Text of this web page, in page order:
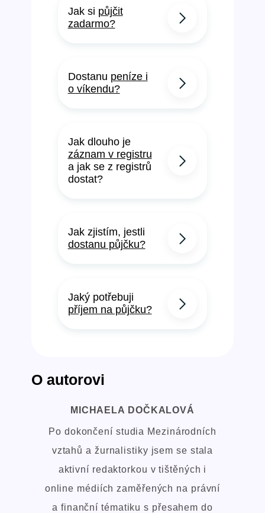
Jak si půjčit
zadarmo?
Dostanu peníze i
o víkendu?
Jak dlouho je
záznam v registru
a jak se z registrů
dostat?
Jak zjistím, jestli
dostanu půjčku?
Jaký potřebuji
příjem na půjčku?
O autorovi
MICHAELA DOČKALOVÁ
Po dokončení studia Mezinárodních
vztahů a žurnalistiky jsem se stala
aktivní redaktorkou v tištěných i
online médiích zaměřených na právní
a finanční tématiku s přesahem do